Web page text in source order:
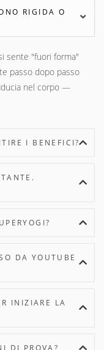
RIGIDA O
sente "fuori forma"
passo dopo passo
nel corpo —
I BENEFICI?
DA YOUTUBE
INIZIARE LA